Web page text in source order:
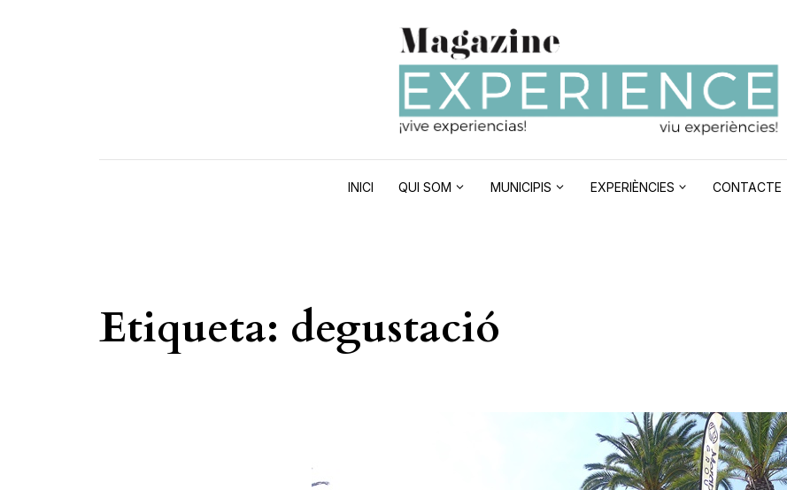
INICI QUI SOM MUNICIPIS EXPERIÈNCIES CONTACTE
Etiqueta: degustació